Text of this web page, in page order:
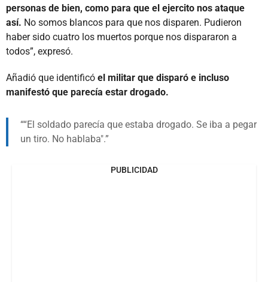
personas de bien, como para que el ejercito nos ataque
así. No somos blancos para que nos disparen. Pudieron
haber sido cuatro los muertos porque nos dispararon a
todos”, expresó.
Añadió que identificó el militar que disparó e incluso
manifestó que parecía estar drogado.
“El soldado parecía que estaba drogado. Se iba a pegar
un tiro. No hablaba".
PUBLICIDAD